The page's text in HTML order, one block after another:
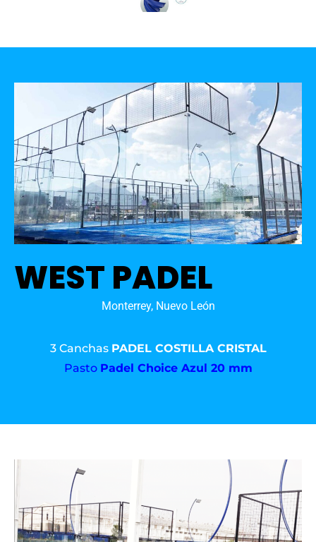
WEST PADEL
Monterrey, Nuevo León
3 Canchas PADEL COSTILLA CRISTAL
Pasto Padel Choice Azul 20 mm